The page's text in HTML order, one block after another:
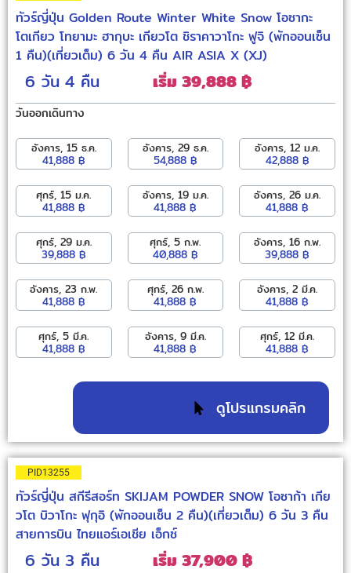
ทัวร์ญี่ปุ่น Golden Route Winter White Snow โอซากะ
โตเกียว โทยามะ ฮากุบะ เกียวโต ชิราคาวาโกะ ฟูจิ (พักออนเซ็น
1 คืน)(เที่ยวเต็ม) 6 วัน 4 คืน AIR ASIA X (XJ)
6 วัน 4 คืน เริ่ม 39,888 ฿
วันออกเดินทาง
อังคาร, 15 ธ.ค.
41,888 ฿
อังคาร, 29 ธ.ค.
54,888 ฿
อังคาร, 12 ม.ค.
42,888 ฿
ศุกร์, 15 ม.ค.
41,888 ฿
อังคาร, 19 ม.ค.
41,888 ฿
อังคาร, 26 ม.ค.
41,888 ฿
ศุกร์, 29 ม.ค.
39,888 ฿
ศุกร์, 5 ก.พ.
40,888 ฿
อังคาร, 16 ก.พ.
39,888 ฿
อังคาร, 23 ก.พ.
41,888 ฿
ศุกร์, 26 ก.พ.
41,888 ฿
อังคาร, 2 มี.ค.
41,888 ฿
ศุกร์, 5 มี.ค.
41,888 ฿
อังคาร, 9 มี.ค.
41,888 ฿
ศุกร์, 12 มี.ค.
41,888 ฿
ดูโปรแกรมคลิก
PID13255
ทัวร์ญี่ปุ่น สกีรีสอร์ท SKIJAM POWDER SNOW โอซาก้า เกีย
วโต บิวาโกะ ฟุกุอิ (พักออนเซ็น 2 คืน)(เที่ยวเต็ม) 6 วัน 3 คืน
สายการบิน ไทยแอร์เอเชีย เอ็กซ์
6 วัน 3 คืน เริ่ม 37,900 ฿